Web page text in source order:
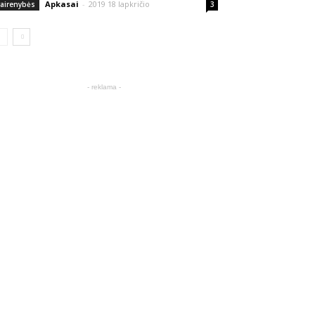
Apkasai - 2019 18 lapkričio 3
- reklama -